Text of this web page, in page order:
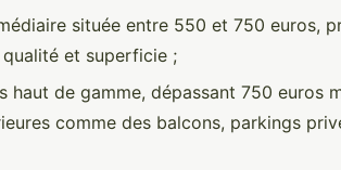
située entre 550 et 750 euros,
et superficie ;
haut de gamme, dépassant 750 euros
comme des balcons, parkings